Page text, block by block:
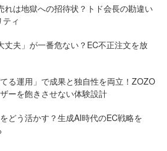
れは地獄への招待状？トド会長の勘違い
ィ
丈夫」が一番危ない？EC不正注文を放
てる運用」で成果と独自性を両立！ZOZO
ーを飽きさせない体験設計
どう活かす？生成AI時代のEC戦略を